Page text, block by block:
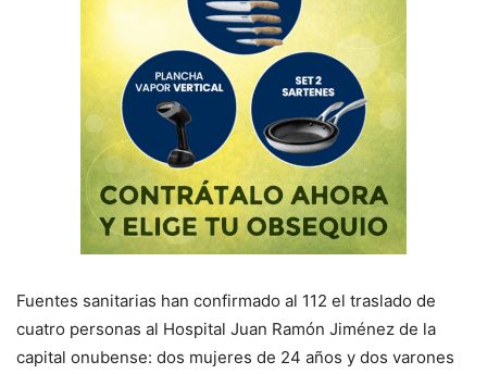
Fuentes sanitarias han confirmado al 112 el traslado de
cuatro personas al Hospital Juan Ramón Jiménez de la
capital onubense: dos mujeres de 24 años y dos varones